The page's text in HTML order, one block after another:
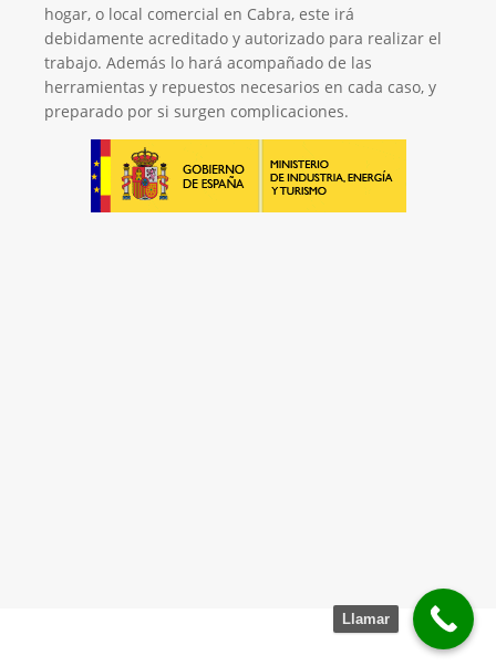
hogar, o local comercial en Cabra, este irá
debidamente acreditado y autorizado para realizar el
trabajo. Además lo hará acompañado de las
herramientas y repuestos necesarios en cada caso, y
preparado por si surgen complicaciones.
Llamar